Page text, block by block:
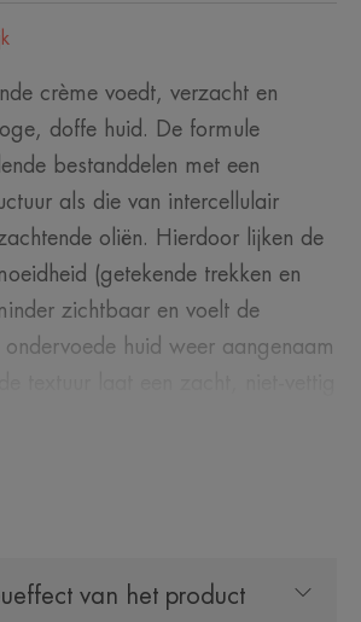
crème voedt, verzacht en
doffe huid. De formule
bestanddelen met een
als die van intercellulair
oliën. Hierdoor lijken de
(getekende trekken en
zichtbaar en voelt de
huid weer aangenaam
Deze voedende crème bevat
stabiele vorm van de antioxidant
van het product